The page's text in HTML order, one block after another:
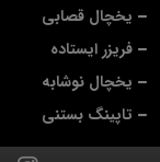
یخچال قصابی
فریزر ایستاده
یخچال نوشابه
تاپینگ بستنی